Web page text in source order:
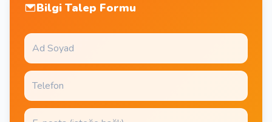
Bilgi Talep Formu